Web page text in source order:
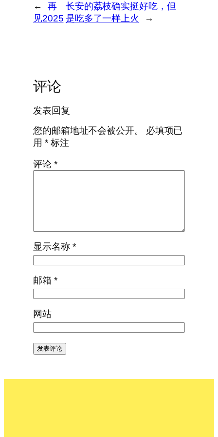
←
再
见2025
长安的荔枝确实挺好吃，但
是吃多了一样上火
→
评论
发表回复
您的邮箱地址不会被公开。
必填项已
用 *标注
评论 *
显示名称 *
邮箱 *
网站